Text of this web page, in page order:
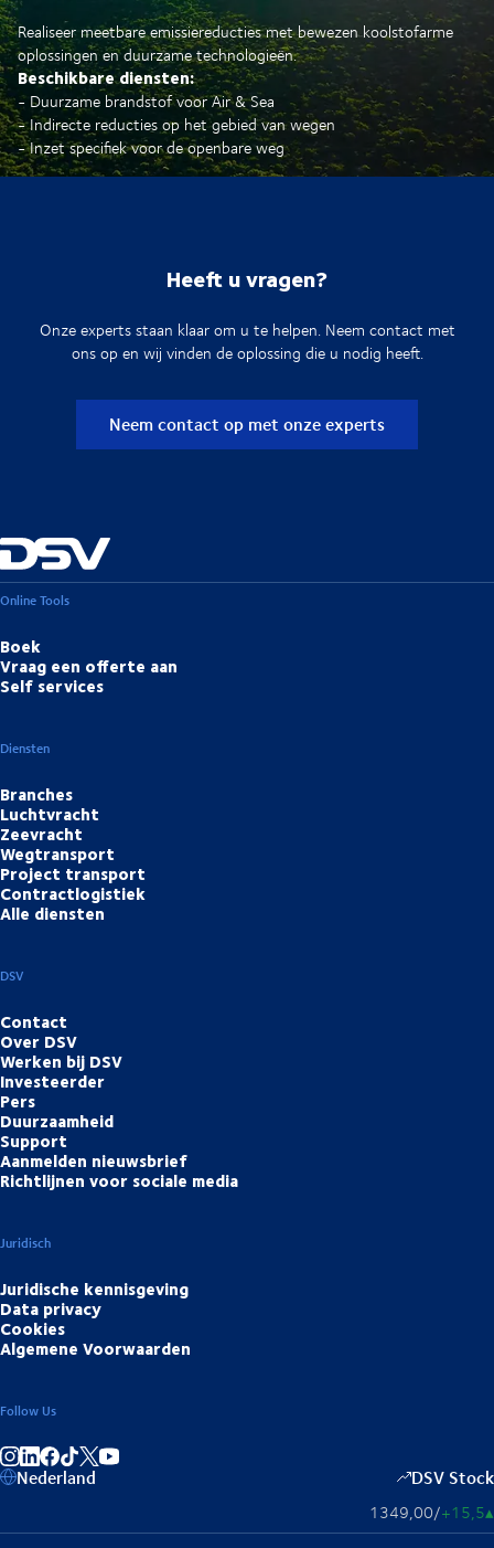
Realiseer meetbare emissiereducties met bewezen koolstofarme
oplossingen en duurzame technologieën.
Beschikbare diensten:
- Duurzame brandstof voor Air & Sea
- Indirecte reducties op het gebied van wegen
- Inzet specifiek voor de openbare weg
Heeft u vragen?
Onze experts staan klaar om u te helpen. Neem contact met
ons op en wij vinden de oplossing die u nodig heeft.
Neem contact op met onze experts
Online Tools
Boek
Vraag een offerte aan
Self services
Diensten
Branches
Luchtvracht
Zeevracht
Wegtransport
Project transport
Contractlogistiek
Alle diensten
DSV
Contact
Over DSV
Werken bij DSV
Investeerder
Pers
Duurzaamheid
Support
Aanmelden nieuwsbrief
Richtlijnen voor sociale media
Juridisch
Juridische kennisgeving
Data privacy
Cookies
Algemene Voorwaarden
Follow Us
Deel op Instagram
Deel op LinkedIn
Deel op Facebook
Deel op TikTok
Deel op YouTube
Nederland DSV Stock
1349,00/+15,5▴